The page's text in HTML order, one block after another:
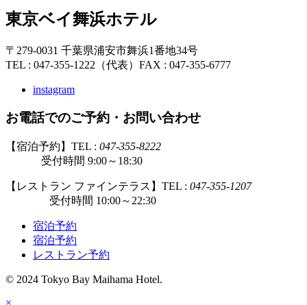
東京ベイ舞浜ホテル
〒279-0031 千葉県浦安市舞浜1番地34号
TEL : 047-355-1222（代表） FAX : 047-355-6777
instagram
お電話でのご予約・お問い合わせ
【宿泊予約】TEL : 047-355-8222
受付時間 9:00～18:30
【レストラン ファインテラス】TEL : 047-355-1207
受付時間 10:00～22:30
宿泊予約
宿泊予約
レストラン予約
© 2024 Tokyo Bay Maihama Hotel.
×